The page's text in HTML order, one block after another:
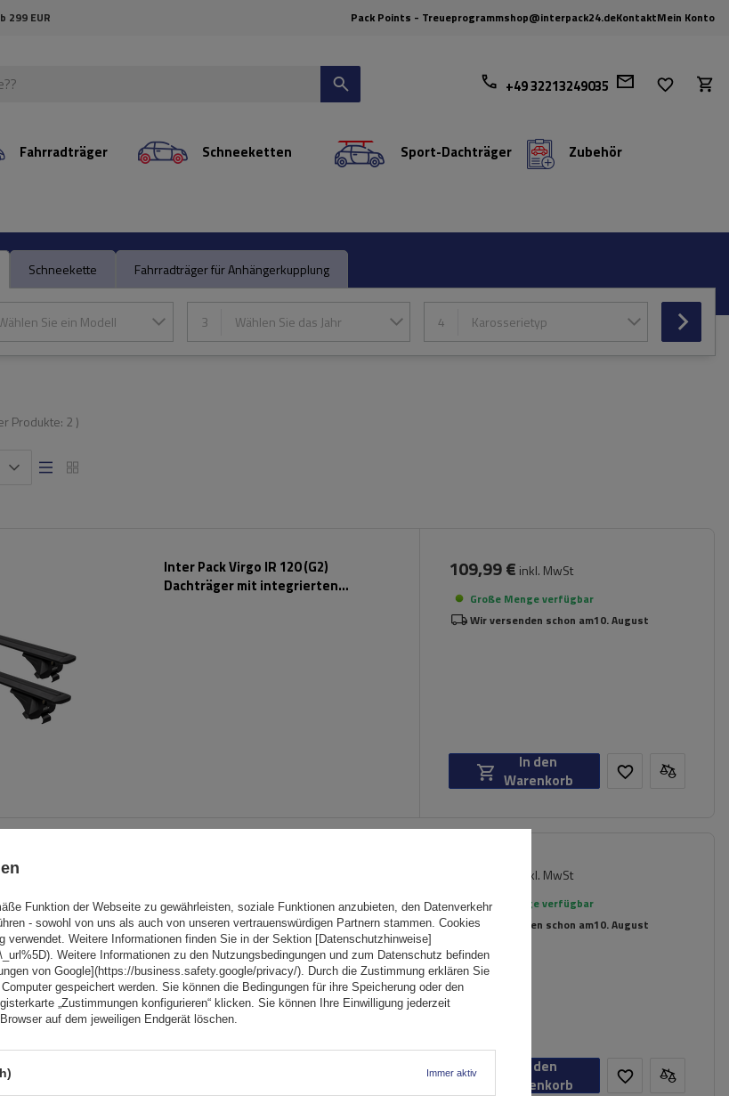
299 EUR Pack Points - Treueprogrammshop@interpack24.deKontaktMein Konto
+49 32213249035
Fahrradträger Schneeketten Sport-Dachträger Zubehör
Schneekette Fahrradträger für Anhängerkupplung
Sie ein Modell 3 Wählen Sie das Jahr 4 Karosserietyp
Produkte: 2 )
Inter Pack Virgo IR 120 (G2)
Dachträger mit integrierten
109,99 € inkl. MwSt
Große Menge verfügbar
Wir versenden schon am10. August
In den
Warenkorb
Schienen
inkl. MwSt
Große Menge verfügbar
Wir versenden schon am10. August
In den
Warenkorb
Funktion der Webseite zu gewährleisten, soziale Funktionen anzubieten, den Datenverkehr
- sowohl von uns als auch von unseren vertrauenswürdigen Partnern stammen. Cookies
verwendet. Weitere Informationen finden Sie in der Sektion [Datenschutzhinweise]
Weitere Informationen zu den Nutzungsbedingungen und zum Datenschutz befinden
von Google](https://business.safety.google/privacy/). Durch die Zustimmung erklären Sie
gespeichert werden. Sie können die Bedingungen für ihre Speicherung oder den
„Zustimmungen konfigurieren“ klicken. Sie können Ihre Einwilligung jederzeit
auf dem jeweiligen Endgerät löschen.
Immer aktiv